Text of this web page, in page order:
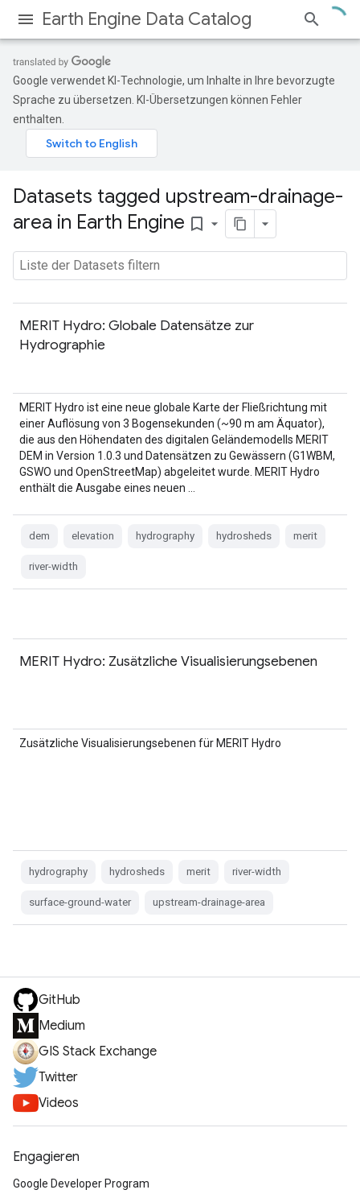
Earth Engine Data Catalog
Google verwendet KI-Technologie, um Inhalte in Ihre bevorzugte
Sprache zu übersetzen. KI-Übersetzungen können Fehler
enthalten.
Datasets tagged upstream-drainage-
area in Earth Engine bookmark_border
MERIT Hydro: Globale Datensätze zur
Hydrographie
MERIT Hydro ist eine neue globale Karte der Fließrichtung mit
einer Auflösung von 3 Bogensekunden (~90 m am Äquator),
die aus den Höhendaten des digitalen Geländemodells MERIT
DEM in Version 1.0.3 und Datensätzen zu Gewässern (G1WBM,
GSWO und OpenStreetMap) abgeleitet wurde. MERIT Hydro
enthält die Ausgabe eines neuen …
dem elevation hydrography hydrosheds merit
river-width
MERIT Hydro: Zusätzliche Visualisierungsebenen
Zusätzliche Visualisierungsebenen für MERIT Hydro
hydrography hydrosheds merit river-width
surface-ground-water upstream-drainage-area
GitHub
Medium
GIS Stack Exchange
Twitter
Videos
Engagieren
Google Developer Program